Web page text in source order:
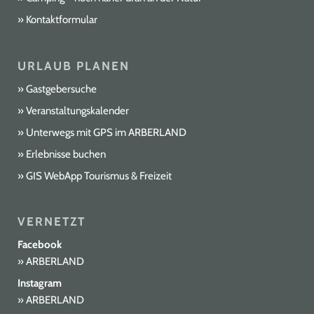
Bayerwaldgipfel 8-Tausender-Überschreitung
zum Großen Arber: Eine herrliche Hochtour über
Arber über Risslochfälle: Erlebnisreiche Tour durch
Kontaktformular
URLAUB PLANEN
Gastgebersuche
Veranstaltungskalender
Unterwegs mit GPS im ARBERLAND
Erlebnisse buchen
GIS WebApp Tourismus & Freizeit
VERNETZT
Facebook
ARBERLAND
Instagram
ARBERLAND